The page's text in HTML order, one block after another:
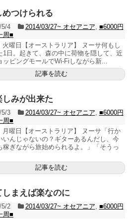
めつけられる
5/4 2014/03/27~ オセアニア, ■6000円
周■
火曜日【オーストラリア】 ヌーサ何もし
1日。起きて、森の中に荷物を隠して、近
ッピングモールでWi-Fiしながら新...
記事を読む
しみが出来た
5/3 2014/03/27~ オセアニア, ■6000円
周■
月曜日【オーストラリア】 ヌーサ「行か
いんじゃないの？ギターあるんだし、今
稼ぎながら旅始められるよ。」「そうっ
記事を読む
しまえば楽なのに
5/2 2014/03/27~ オセアニア, ■6000円
周■